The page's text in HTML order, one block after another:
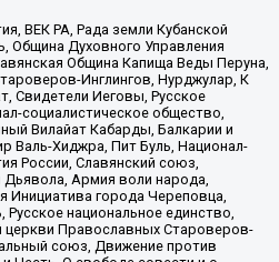
ВЕК РА, Рада земли Кубанской
Община Духовного Управления
Община Капища Веды Перуна,
Инглингов, Нурджулар, К
Свидетели Иеговы, Русское
социалистическое общество,
Вилайат Кабарды, Балкарии и
Валь-Хиджра, Пит Буль, Национал-
России, Славянский союз,
Армия воли народа,
Инициатива города Череповца,
национальное единство,
церкви Православных Староверов-
союз, Движение против